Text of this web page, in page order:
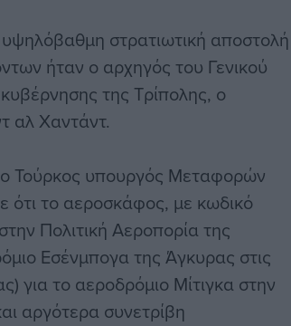
στρατιωτική αποστολή
ήταν ο αρχηγός του Γενικού
της Τρίπολης, ο
αλ Χαντάντ.
Τούρκος υπουργός Μεταφορών
το αεροσκάφος, με κωδικό
Πολιτική Αεροπορία της
Εσένμπογα της Άγκυρας στις
για το αεροδρόμιο Μίτιγκα στην
αργότερα συνετρίβη